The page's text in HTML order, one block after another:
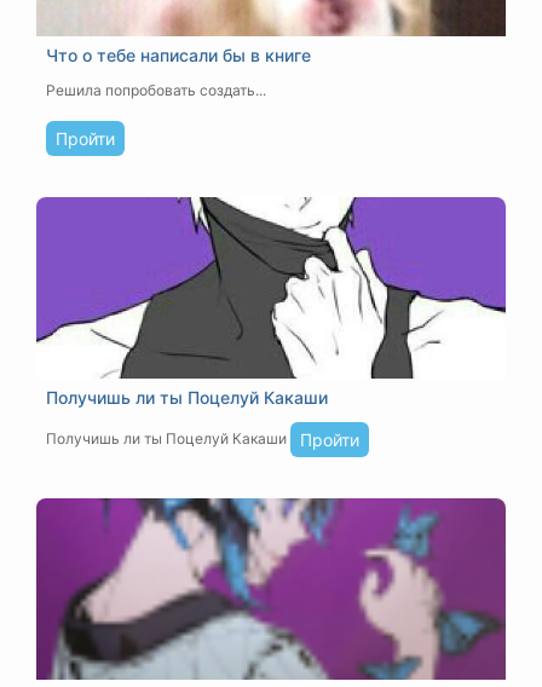
Что о тебе написали бы в книге
Решила попробовать создать...
Пройти
Получишь ли ты Поцелуй Какаши
Получишь ли ты Поцелуй Какаши Пройти